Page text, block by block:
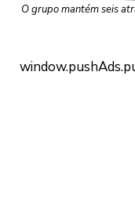
O grupo mantém seis